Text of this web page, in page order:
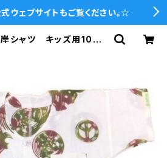
ウェブサイトもご覧ください。☆
シャツ キッズ用100サ
いちシャツ 焼津 浜通
河岸シャツの濱いち屋・
通販サイト